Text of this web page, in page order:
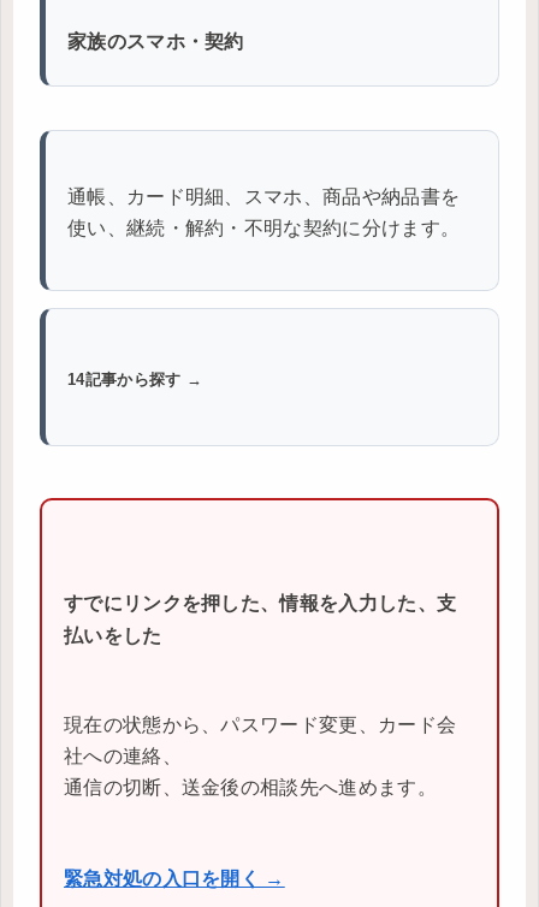
家族のスマホ・契約
通帳、カード明細、スマホ、商品や納品書を
使い、継続・解約・不明な契約に分けます。
14記事から探す →
すでにリンクを押した、情報を入力した、支
払いをした
現在の状態から、パスワード変更、カード会
社への連絡、
通信の切断、送金後の相談先へ進めます。
緊急対処の入口を開く →